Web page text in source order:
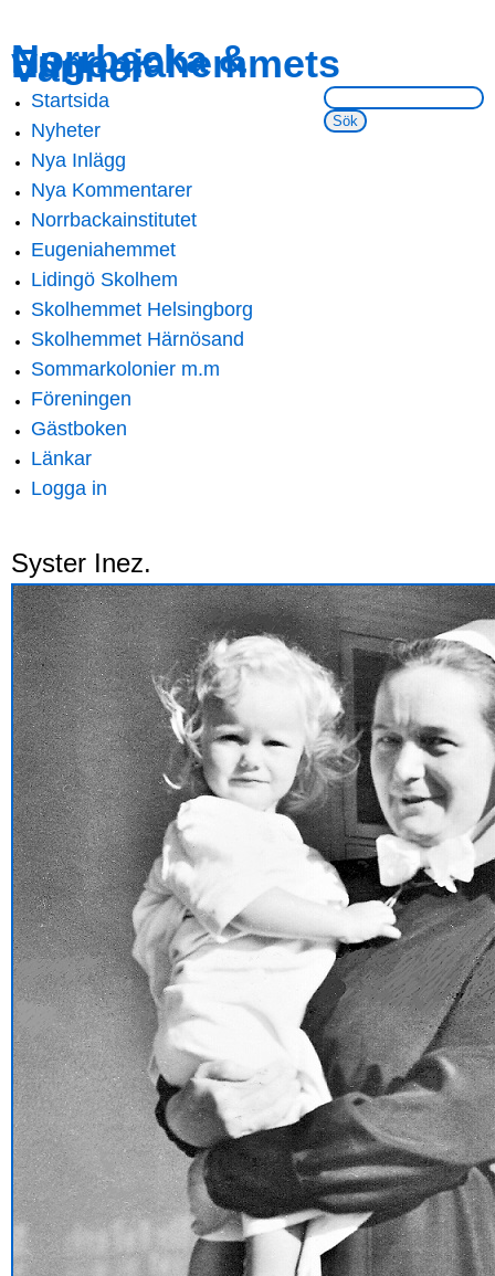
main
content
navigation
Norrbacka &
Eugeniahemmets
Vänner
Sök på webbsidan:
Main menu
Startsida
Nyheter
Nya Inlägg
Nya Kommentarer
Norrbackainstitutet
Eugeniahemmet
Lidingö Skolhem
Skolhemmet Helsingborg
Skolhemmet Härnösand
Sommarkolonier m.m
Föreningen
Gästboken
Länkar
Logga in
Syster Inez.